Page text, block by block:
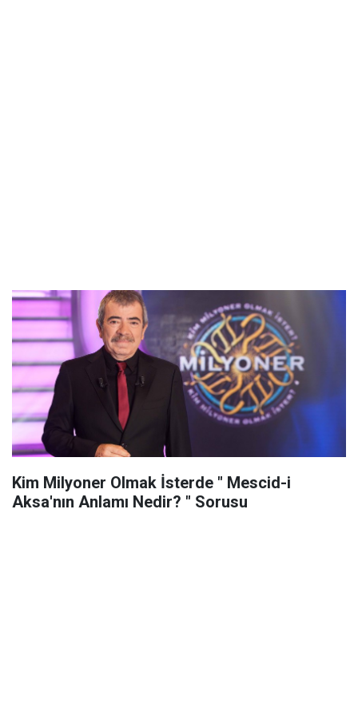
Kim Milyoner Olmak İsterde " Mescid-i
Aksa'nın Anlamı Nedir? " Sorusu